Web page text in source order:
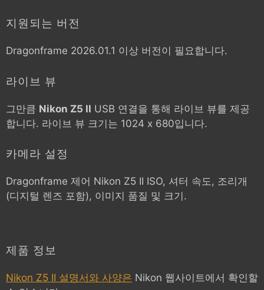
지원되는 버전
Dragonframe 2026.01.1 이상 버전이 필요합니다.
라이브 뷰
그만큼 Nikon Z5 II USB 연결을 통해 라이브 뷰를 제공
합니다. 라이브 뷰 크기는 1024 x 680입니다.
카메라 설정
Dragonframe 제어 Nikon Z5 II ISO, 셔터 속도, 조리개
(디지털 렌즈 포함), 이미지 품질 및 크기.
제품 정보
Nikon Z5 II 설명서와 사양은 Nikon 웹사이트에서 확인할